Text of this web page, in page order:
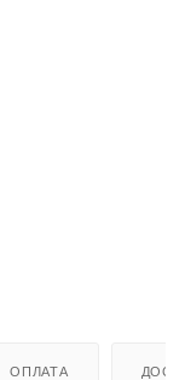
ОПЛАТА